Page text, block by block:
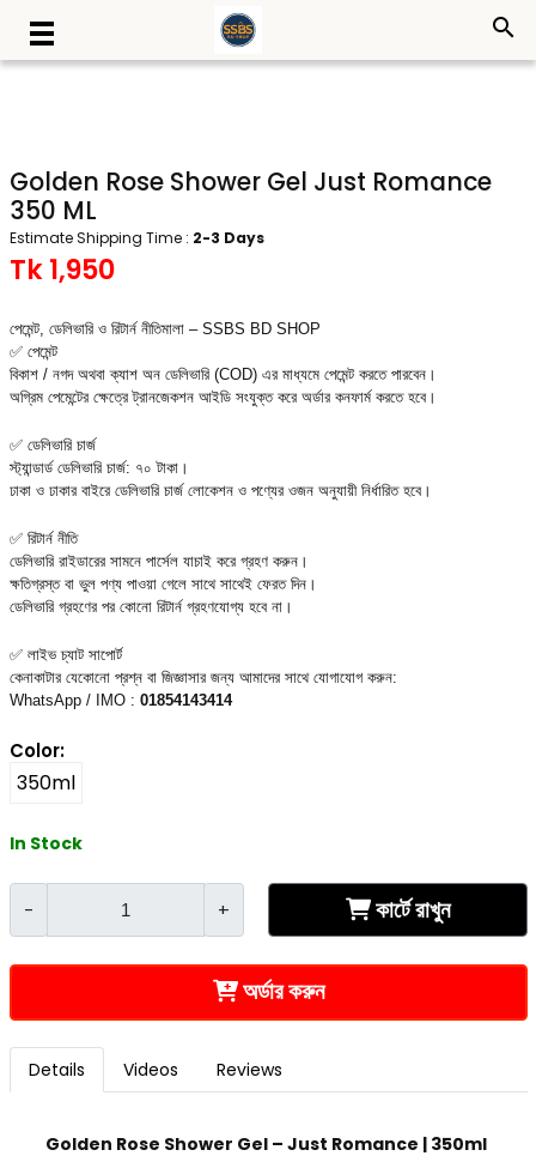
search
Golden Rose Shower Gel Just Romance
350 ML
Estimate Shipping Time : 2-3 Days
Tk 1,950
পেমেন্ট, ডেলিভারি ও রিটার্ন নীতিমালা – SSBS BD SHOP
✅ পেমেন্ট
বিকাশ / নগদ অথবা ক্যাশ অন ডেলিভারি (COD) এর মাধ্যমে পেমেন্ট করতে পারবেন।
অগ্রিম পেমেন্টের ক্ষেত্রে ট্রানজেকশন আইডি সংযুক্ত করে অর্ডার কনফার্ম করতে হবে।
✅ ডেলিভারি চার্জ
স্ট্যান্ডার্ড ডেলিভারি চার্জ: ৭০ টাকা।
ঢাকা ও ঢাকার বাইরে ডেলিভারি চার্জ লোকেশন ও পণ্যের ওজন অনুযায়ী নির্ধারিত হবে।
✅ রিটার্ন নীতি
ডেলিভারি রাইডারের সামনে পার্সেল যাচাই করে গ্রহণ করুন।
ক্ষতিগ্রস্ত বা ভুল পণ্য পাওয়া গেলে সাথে সাথেই ফেরত দিন।
ডেলিভারি গ্রহণের পর কোনো রিটার্ন গ্রহণযোগ্য হবে না।
✅ লাইভ চ্যাট সাপোর্ট
কেনাকাটার যেকোনো প্রশ্ন বা জিজ্ঞাসার জন্য আমাদের সাথে যোগাযোগ করুন:
WhatsApp / IMO : 01854143414
Color:
350ml
In Stock
- + কার্টে রাখুন
অর্ডার করুন
Details Videos Reviews
Golden Rose Shower Gel – Just Romance | 350ml